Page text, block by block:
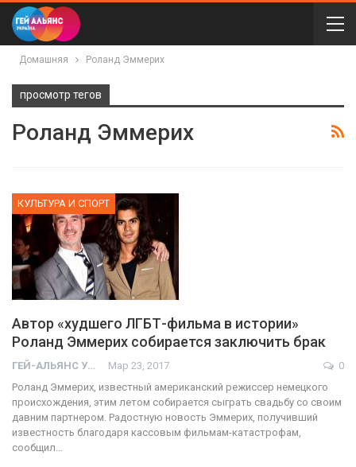
Домашняя Роланд Эммерих
просмотр тегов
Роланд Эммерих
КУЛЬТУРА И СПОРТ
Автор «худшего ЛГБТ-фильма в истории»
Роланд Эммерих собирается заключить брак
ГЕЙ-АЛЬЯНС УКРАИНА Мар 23, 2017
0
Роланд Эммерих, известный американский режиссер немецкого
происхождения, этим летом собирается сыграть свадьбу со своим
давним партнером. Радостную новость Эммерих, получивший
известность благодаря кассовым фильмам-катастрофам,
сообщил…